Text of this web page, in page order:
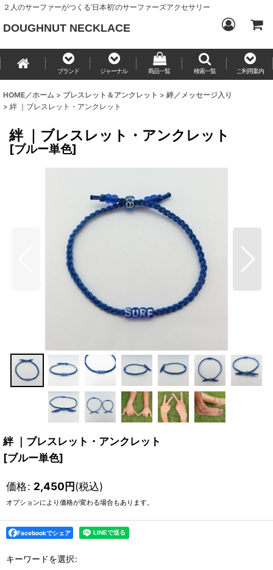
２人のサーファーがつくる‘日本初’のサーファーズアクセサリー
DOUGHNUT NECKLACE
ブランド ジャーナル 商品一覧 検索一覧 ご利用案内
HOME／ホーム > ブレスレット＆アンクレット > 絆／メッセージ入り
> 絆 ｜ブレスレット・アンクレット
絆 ｜ブレスレット・アンクレット
[ブルー単色]
絆 ｜ブレスレット・アンクレット
[ブルー単色]
価格: 2,450円(税込)
オプションにより価格が変わる場合もあります。
Facebookでシェア
キーワードを選択: